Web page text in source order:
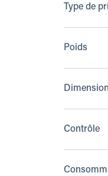
Type de
Poids
Contrôle